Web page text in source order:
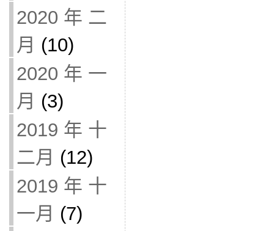
2020 年 二
月 (10)
2020 年 一
月 (3)
2019 年 十
二月 (12)
2019 年 十
一月 (7)